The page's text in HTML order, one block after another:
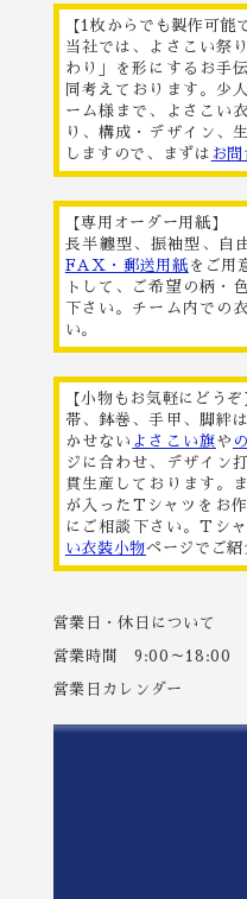
【1枚からでも製作可能
当社では、よさこい祭
わり」を形にするお手
同考えております。少
ーム様まで、よさこい
り、構成・デザイン、
しますので、まずは お
【専用オーダー用紙】
長半纏型、振袖型、自
FAX・郵送用紙 をご用
トして、ご希望の柄・
下さい。チーム内での
い。
【小物もお気軽にどうぞ
帯、鉢巻、手甲、脚絆
かせない よさこい旗や
ジに合わせ、デザイン
貫生産しております。
が入ったTシャツをお
にご相談下さい。Tシ
い衣装小物ページでご紹
営業日・休日について
営業時間 9:00～18:00
営業日カレンダー